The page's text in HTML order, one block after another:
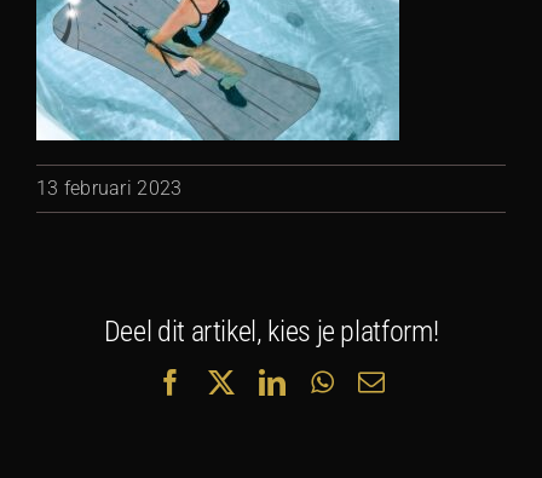
13 februari 2023
Deel dit artikel, kies je platform!
FacebookLinkedInWhatsApp
E-